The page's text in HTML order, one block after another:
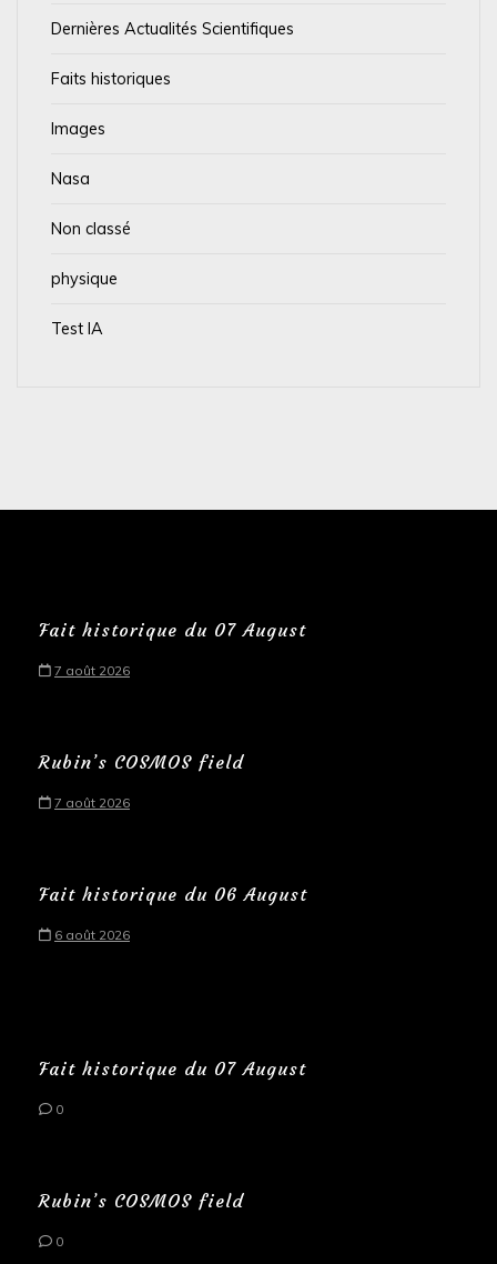
Dernières Actualités Scientifiques
Faits historiques
Images
Nasa
Non classé
physique
Test IA
Fait historique du 07 August
7 août 2026
Rubin’s COSMOS field
7 août 2026
Fait historique du 06 August
6 août 2026
Fait historique du 07 August
0
Rubin’s COSMOS field
0